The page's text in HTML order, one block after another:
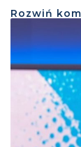
Rozwiń